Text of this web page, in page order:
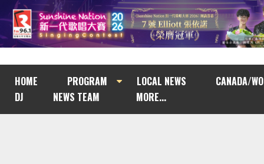
HOME PROGRAM LOCAL NEWS
CANADA/
DJ
NEWS TEAM MORE...